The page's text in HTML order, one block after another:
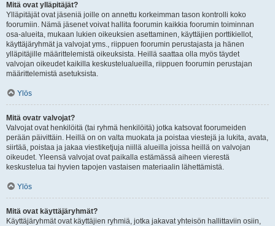
Mitä ovat ylläpitäjät?
Ylläpitäjät ovat jäseniä joille on annettu korkeimman tason kontrolli koko
foorumiin. Nämä jäsenet voivat hallita foorumin kaikkia foorumin toiminnan
osa-alueita, mukaan lukien oikeuksien asettaminen, käyttäjien porttikiellot,
käyttäjäryhmät ja valvojat yms., riippuen foorumin perustajasta ja hänen
ylläpitäjille määrittelemistä oikeuksista. Heillä saattaa olla myös täydet
valvojan oikeudet kaikilla keskustelualueilla, riippuen foorumin perustajan
määrittelemistä asetuksista.
Ylös
Mitä ovatr valvojat?
Valvojat ovat henkilöitä (tai ryhmä henkilöitä) jotka katsovat foorumeiden
perään päivittäin. Heillä on on valta muokata ja poistaa viestejä ja lukita, avata,
siirtää, poistaa ja jakaa viestiketjuja niillä alueilla joissa heillä on valvojan
oikeudet. Yleensä valvojat ovat paikalla estämässä aiheen vierestä
keskustelua tai hyvien tapojen vastaisen materiaalin lähettämistä.
Ylös
Mitä ovat käyttäjäryhmät?
Käyttäjäryhmät ovat käyttäjien ryhmiä, jotka jakavat yhteisön hallittaviin osiin,